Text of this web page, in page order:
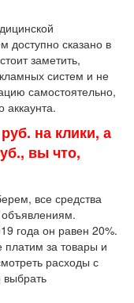
доступно сказано в
заметить,
систем и не
самостоятельно,
аккаунта.
на клики, а
вы что,
все средства
года он равен 20%.
платим за товары и
расходы с
выбрать